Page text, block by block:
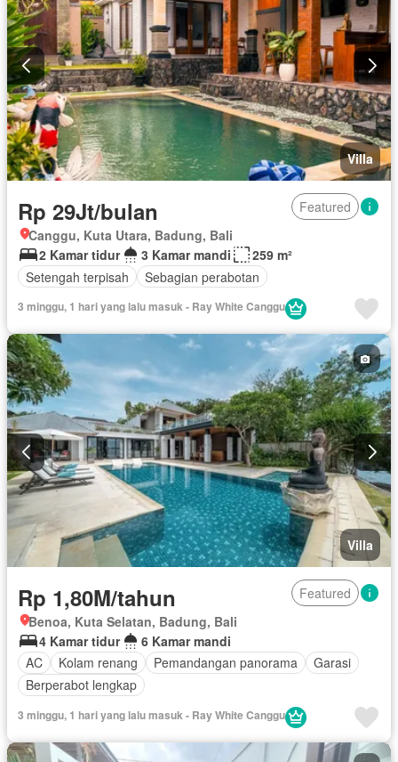
Villa
Rp 29Jt/bulan
Featured
Canggu, Kuta Utara, Badung, Bali
2 Kamar tidur
3 Kamar mandi
259 m²
Setengah terpisah
Sebagian perabotan
3 minggu, 1 hari yang lalu masuk - Ray White Canggu
Villa
Rp 1,80M/tahun
Featured
Benoa, Kuta Selatan, Badung, Bali
4 Kamar tidur
6 Kamar mandi
AC
Kolam renang Pemandangan panorama
Garasi
Berperabot lengkap
3 minggu, 1 hari yang lalu masuk - Ray White Canggu